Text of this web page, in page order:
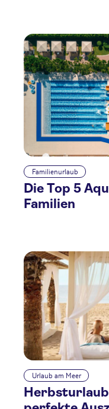
Familienurlaub
Die Top 5
Familien
Urlaub am Meer